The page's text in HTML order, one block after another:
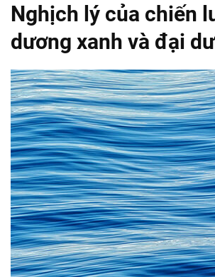
Nghịch lý của chiến
dương xanh và đại